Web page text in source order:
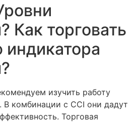
Как торговать
изучить работу
В комбинации с CCI они дадут
Торговая